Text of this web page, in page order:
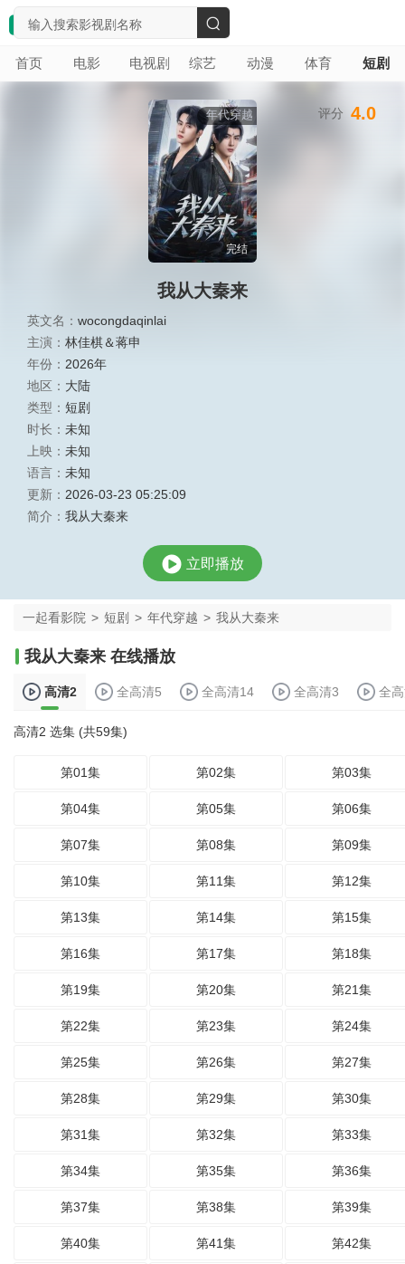
首页 电影 电视剧 综艺 动漫 体育 短剧
搜
索
年代穿越
完结
我从大秦来
英文名： wocongdaqinlai
主演： 林佳棋＆蒋申
年份： 2026年
地区： 大陆
类型： 短剧
时长： 未知
上映： 未知
语言： 未知
更新： 2026-03-23 05:25:09
简介： 我从大秦来
评分 4.0
立即播放
一起看影院 > 短剧 > 年代穿越 > 我从大秦来
我从大秦来 在线播放
高清2 全高清5 全高清14 全高清3 全
高清2 选集 (共59集)
第01集 第02集 第03集
第04集 第05集 第06集
第07集 第08集 第09集
第10集 第11集 第12集
第13集 第14集 第15集
第16集 第17集 第18集
第19集 第20集 第21集
第22集 第23集 第24集
第25集 第26集 第27集
第28集 第29集 第30集
第31集 第32集 第33集
第34集 第35集 第36集
第37集 第38集 第39集
第40集 第41集 第42集